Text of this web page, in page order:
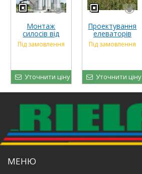
Монтаж
силосів від
Ріля Україна
Під замовлення
Уточнити ціну
Проектування
елеваторів
(зерносховищ)
Під замовлення
Уточнити ціну
МЕНЮ